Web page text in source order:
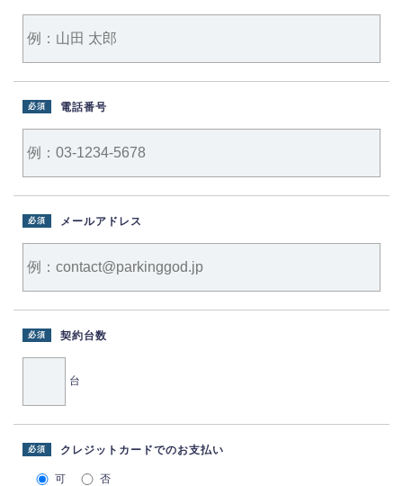
電話番号
必須
メールアドレス
必須
契約台数
必須
台
クレジットカードでのお支払い
必須
可 否